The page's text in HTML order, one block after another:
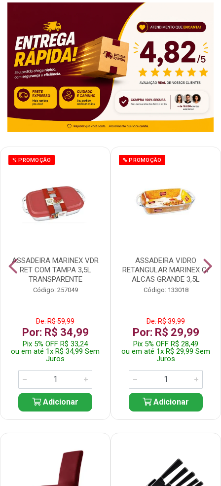
% PROMOÇÃO
ASSADEIRA MARINEX VDR
RET COM TAMPA 3,5L
TRANSPARENTE
Código: 257049
De: R$ 59,99
Por: R$ 34,99
Pix 5% OFF R$ 33,24
ou em até 1x R$ 34,99 Sem
Juros
Adicionar
% PROMOÇÃO
ASSADEIRA VIDRO
RETANGULAR MARINEX C/
ALCAS GRANDE 3,5L
Código: 133018
De: R$ 39,99
Por: R$ 29,99
Pix 5% OFF R$ 28,49
ou em até 1x R$ 29,99 Sem
Juros
Adicionar